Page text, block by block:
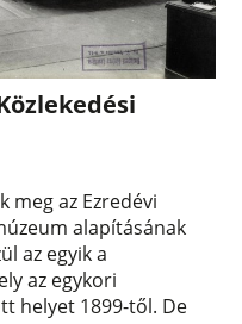
meg az Ezredévi
alapításának
az egyik a
az egykori
helyet 1899-től. De